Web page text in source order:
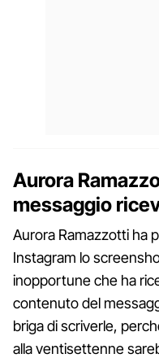
Aurora
messaggio
Aurora Ramazzotti ha
Instagram lo
inopportune che ha
contenuto del
briga di scriverle,
alla ventisettenne